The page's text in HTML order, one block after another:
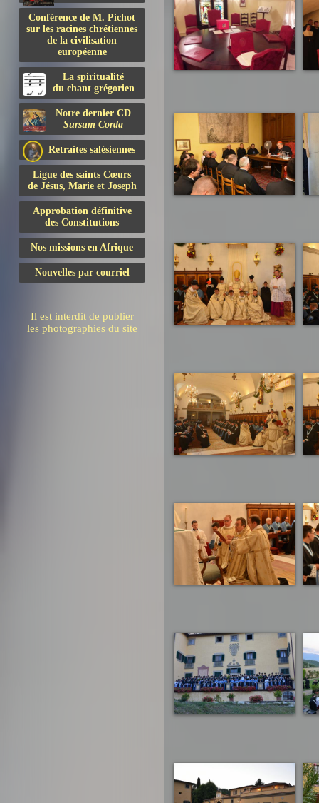
Conférence de M. Pichot
sur les racines chrétiennes
de la civilisation
européenne
La spiritualité
du chant grégorien
Notre dernier CD
Sursum Corda
Retraites salésiennes
Ligue des saints Cœurs
de Jésus, Marie et Joseph
Approbation définitive
des Constitutions
Nos missions en Afrique
Nouvelles par courriel
Il est interdit de publier
les photographies du site